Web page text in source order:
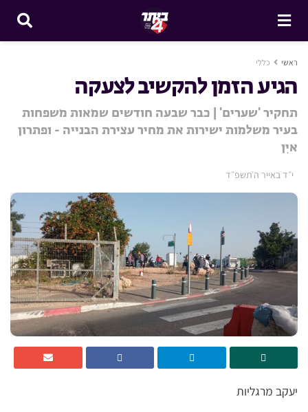
ראשי כללי
הגיע הזמן להקשיב לצעקה
תחקיר 'שערים' | כבר שבעה חודשים שמאות משפחות
בעיר משלמות ישירות את מחיר עצירת הבנייה - ופתרון
איִן
י״ד באייר ה׳תשפ״ד
יעקב מרגליות